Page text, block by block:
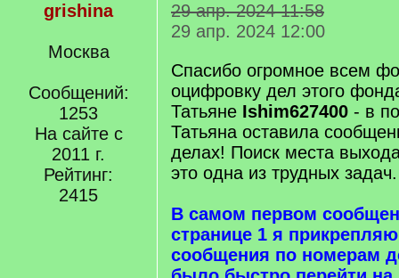
grishina
Москва
Сообщений:
1253
На сайте с
2011 г.
Рейтинг:
2415
29 апр. 2024 11:58
29 апр. 2024 12:00
Спасибо огромное всем
оцифровку дел этого
Татьяне Ishim627400 - в
Татьяна оставила
делах! Поиск места
это одна из трудных задач.
В самом первом
странице 1 я
сообщения по номерам